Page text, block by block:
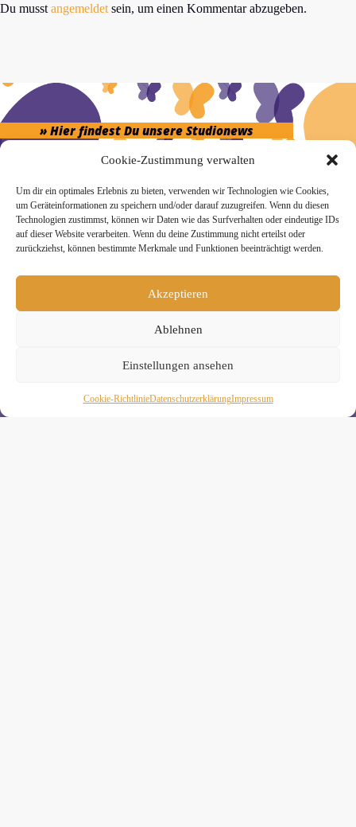
Cookie-Zustimmung verwalten
Um dir ein optimales Erlebnis zu bieten, verwenden wir Technologien wie Cookies,
um Geräteinformationen zu speichern und/oder darauf zuzugreifen. Wenn du diesen
Technologien zustimmst, können wir Daten wie das Surfverhalten oder eindeutige IDs
auf dieser Website verarbeiten. Wenn du deine Zustimmung nicht erteilst oder
zurückziehst, können bestimmte Merkmale und Funktionen beeinträchtigt werden.
Akzeptieren
Ablehnen
Einstellungen ansehen
Cookie-RichtlinieDaten­schutz­erklä­rungImpressum
Du musst angemeldet sein, um einen Kommentar abzugeben.
» Hier findest Du unsere Studionews
» Unsere Hygienemassnahmen
Melde Dich hier zum Yogimotion Newsletter an:
aktuellen Kursen und Workshops bei Yogimotion. Du kannst
Nutzung Deiner Daten findest Du in unserer
Datenschutzerklärung.